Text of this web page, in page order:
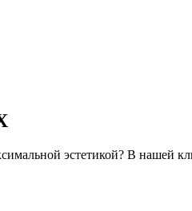
эстетикой? В